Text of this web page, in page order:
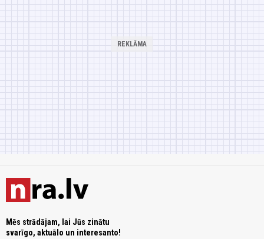
Mēs strādājam, lai Jūs zinātu
svarīgo, aktuālo un interesanto!